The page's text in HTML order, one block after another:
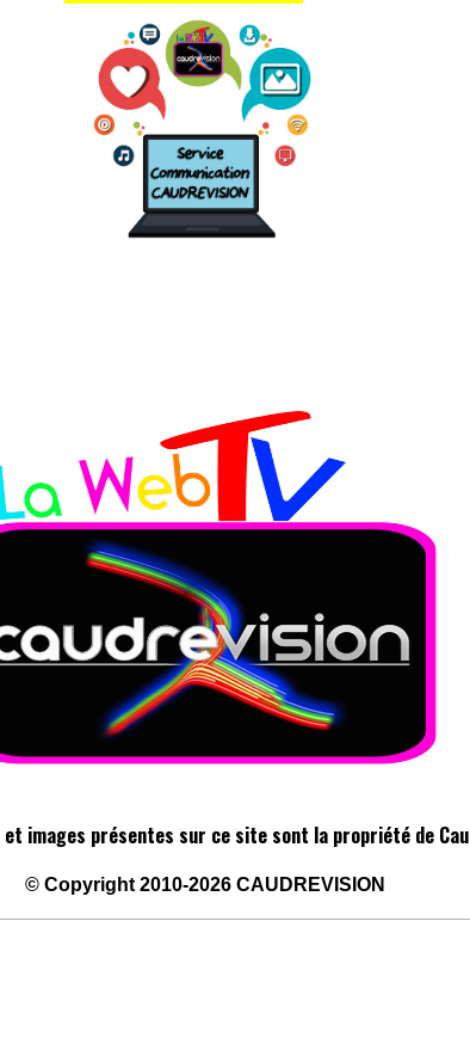
et images présentes sur ce site sont la propriété de
© Copyright 2010-2026 CAUDREVISION